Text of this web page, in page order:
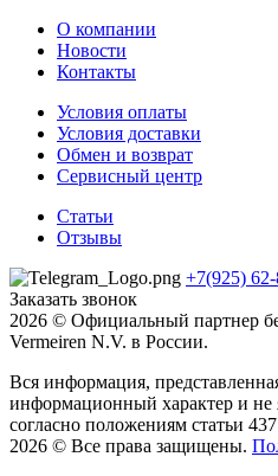
О компании
Новости
Контакты
Условия оплаты
Условия доставки
Обмен и возврат
Сервисный центр
Статьи
Отзывы
+7(925)
Заказать звонок
2026 © Официальный партнер
Vermeiren N.V. в России.
Вся информация,
информационный характер и не
согласно положениям статьи
2026 © Все права защищены.